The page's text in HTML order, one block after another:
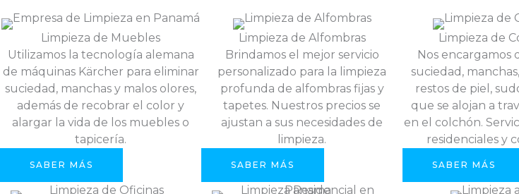
Limpieza de Muebles
Utilizamos la tecnología alemana
de máquinas Kärcher para eliminar
suciedad, manchas y malos olores,
además de recobrar el color y
alargar la vida de los muebles o
tapicería.
SABER MÁS
Limpieza de Alfombras
Brindamos el mejor servicio
personalizado para la limpieza
profunda de alfombras fijas y
tapetes. Nuestros precios se
ajustan a sus necesidades de
limpieza.
SABER MÁS
Limpieza de
Nos encargamos
suciedad,
restos de piel,
que se alojan a
en el colchón.
residenciales y
SABER MÁS